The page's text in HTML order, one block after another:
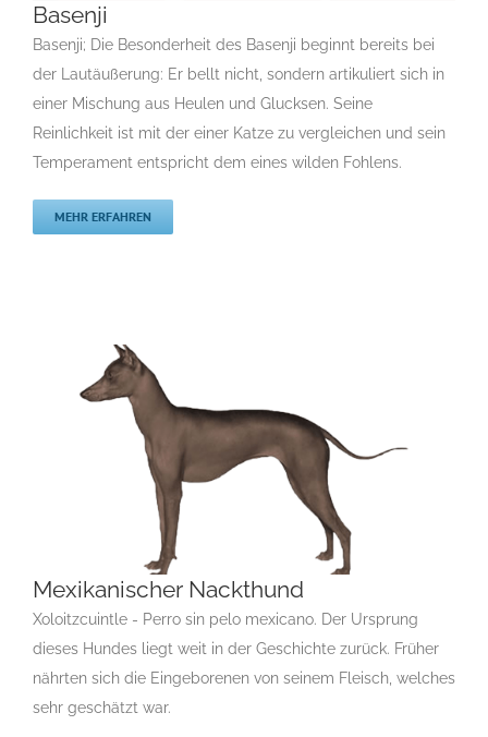
Basenji
B Gruppe 5 Gruppe 5-Sektion 6 Rassehunde Standard
Rassehunde von A bis Z
Basenji
Basenji; Die Besonderheit des Basenji beginnt bereits bei
der Lautäußerung: Er bellt nicht, sondern artikuliert sich in
einer Mischung aus Heulen und Glucksen. Seine
Reinlichkeit ist mit der einer Katze zu vergleichen und sein
Temperament entspricht dem eines wilden Fohlens.
MEHR ERFAHREN
Mexikanischer Nackthund
Gruppe 5 Gruppe 5-Sektion 8
Mexikanischer Nackthund
Xoloitzcuintle - Perro sin pelo mexicano. Der Ursprung
dieses Hundes liegt weit in der Geschichte zurück. Früher
nährten sich die Eingeborenen von seinem Fleisch, welches
sehr geschätzt war.